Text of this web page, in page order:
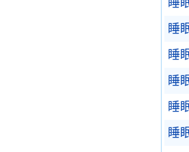
睡
睡
睡
睡
睡
睡